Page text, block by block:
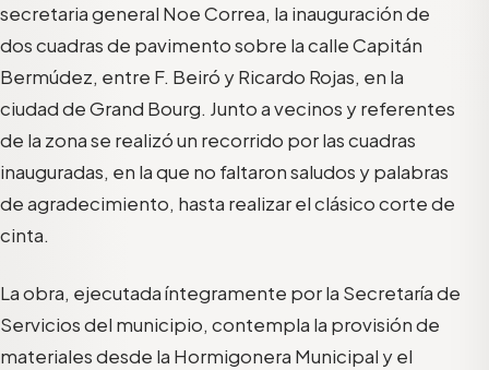
secretaria general Noe Correa, la inauguración de
dos cuadras de pavimento sobre la calle Capitán
Bermúdez, entre F. Beiró y Ricardo Rojas, en la
ciudad de Grand Bourg. Junto a vecinos y referentes
de la zona se realizó un recorrido por las cuadras
inauguradas, en la que no faltaron saludos y palabras
de agradecimiento, hasta realizar el clásico corte de
cinta.
La obra, ejecutada íntegramente por la Secretaría de
Servicios del municipio, contempla la provisión de
materiales desde la Hormigonera Municipal y el